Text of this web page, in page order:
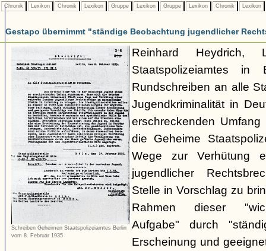
Chronik Lexikon Chronik Lexikon Gruppe Lexikon Gruppe Lexikon Chronik Lexikon
Gestapo übernimmt "ständige Beobachtung jugendlicher
Schreiben Geheimen Staatspolizeiamtes Berlin
vom 8. Februar 1935
Reinhard Heydrich,
Staatspolizeiamtes
Rundschreiben an alle
Jugendkriminalität in
erschreckenden
die Geheime
Wege zur Verhütung
jugendlicher
Stelle in Vorschlag zu
Rahmen dieser
Aufgabe" durch
Erscheinung und